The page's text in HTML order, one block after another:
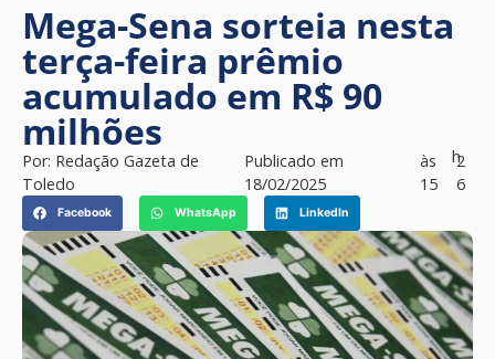
Mega-Sena sorteia nesta
terça-feira prêmio
acumulado em R$ 90
milhões
Por: Redação Gazeta de
Toledo
Publicado em
18/02/2025
às
15
h2
6
Facebook WhatsApp LinkedIn